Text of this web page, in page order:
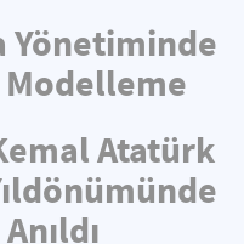
Yönetiminde
Modelleme
Atatürk